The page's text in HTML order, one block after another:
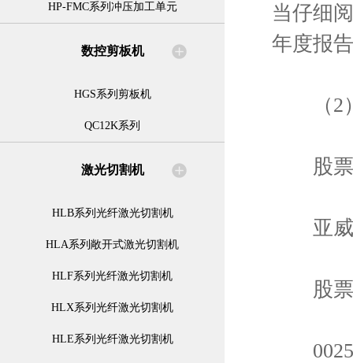
HP-FMC系列冲压加工单元
数控剪板机
HGS系列剪板机
QC12K系列
激光切割机
HLB系列光纤激光切割机
HLA系列敞开式激光切割机
HLF系列光纤激光切割机
HLX系列光纤激光切割机
HLE系列光纤激光切割机
当仔细
年度报
（2）
股票
亚威
股票